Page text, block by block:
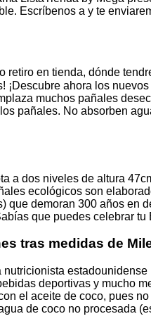
Escríbenos a y te
en tienda, dónde
ahora los
muchos pañales
pañales. No absorben
a dos niveles de altura
ecológicos son
demoran 300 años en
que puedes celebrar
tras medidas de
deportivas y mucho
el aceite de coco, pues
de coco no procesada